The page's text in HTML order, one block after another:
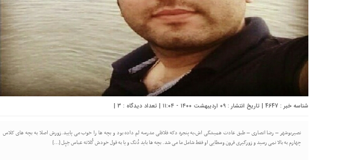
شناسه خبر : 4647 | تاریخ انتشار : ۰۹ اردیبهشت ۱۴۰۰ - ۱۱:۰۴ | تعداد دیدگاه : 3
|
نصیربوشهر – رضا انصاری – طبق عادت همیشگی اش،به پنجره دکه فلافلی مدرسه لم داده بود و بچه ها را خوب می پایید.زورش اصلا به بچه های کلاس
چهارم به بالا نمی رسید و زورگیری قرون وسطایی او فقط شامل ما می شد. بچه ها باید دُنگ و یا به قول خودش گُلاته عباس خِپِل […]